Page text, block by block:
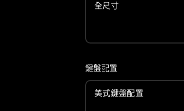
全尺寸
鍵盤配置
美式鍵盤配置